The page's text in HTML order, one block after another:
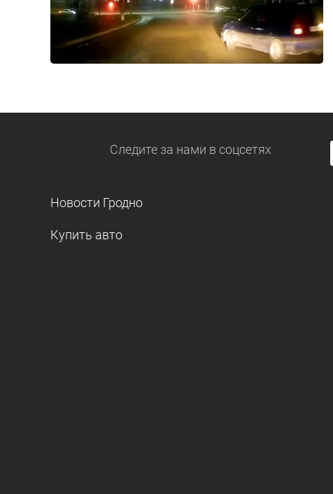
Следите за нами в соцсетях
Новости Гродно
Купить авто